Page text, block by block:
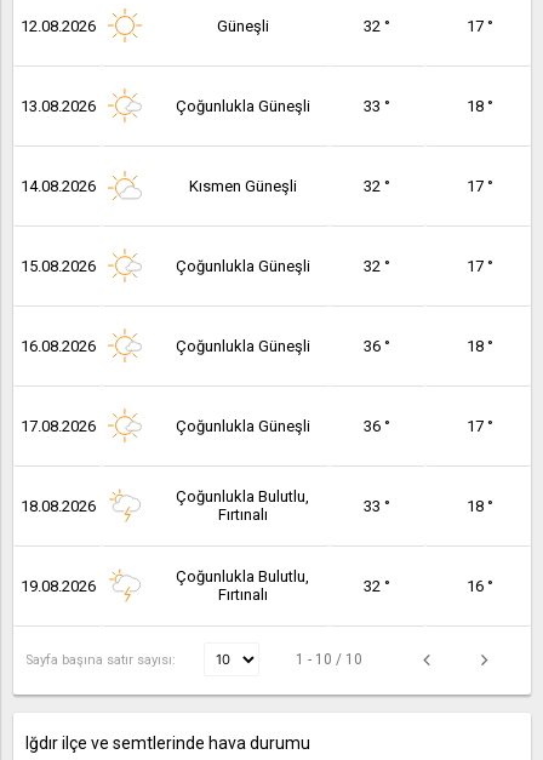
12.08.2026 Güneşli 32 ° 17 °
13.08.2026 Çoğunlukla Güneşli 33 ° 18 °
14.08.2026 Kısmen Güneşli 32 ° 17 °
15.08.2026 Çoğunlukla Güneşli 32 ° 17 °
16.08.2026 Çoğunlukla Güneşli 36 ° 18 °
17.08.2026 Çoğunlukla Güneşli 36 ° 17 °
18.08.2026
Çoğunlukla Bulutlu,
Fırtınalı
33 ° 18 °
19.08.2026
Çoğunlukla Bulutlu,
Fırtınalı
32 ° 16 °
Sayfa başına satır sayısı: 1 - 10 / 10
Iğdır ilçe ve semtlerinde hava durumu